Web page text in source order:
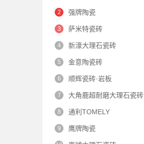
强牌陶瓷
萨米特瓷砖
新濠大理石瓷砖
金意陶瓷砖
顺辉瓷砖·岩板
大角鹿超耐磨大理石瓷砖
通利TOMELY
鹰牌陶瓷